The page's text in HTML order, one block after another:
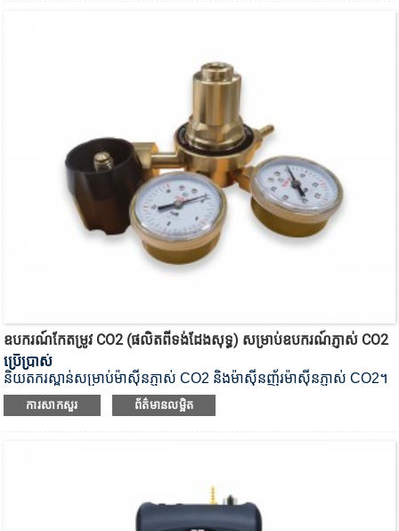
ឧបករណ៍​កែតម្រូវ CO2 (ផលិតពីទង់ដែងសុទ្ធ) សម្រាប់​ឧបករណ៍​ភ្ញាស់​ CO2
ប្រើប្រាស់
និយតករ​ស្ពាន់​សម្រាប់​ម៉ាស៊ីន​ភ្ញាស់​ CO2 និង​ម៉ាស៊ីន​ញ័រ​ម៉ាស៊ីន​ភ្ញាស់​ CO2។
ការសាកសួរ ព័ត៌មានលម្អិត